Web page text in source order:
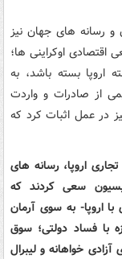
و رسانه های جهان نیز
اوکراینی ها؛
اروپا بسته باشد، به
از صادرات و واردت
در عمل اثبات کرد که
اروپا، رسانه های
سعی کردند که
با اروپا- به سوی آرمان
با فساد دولتی؛ سوق
خواهانه و لیبرال